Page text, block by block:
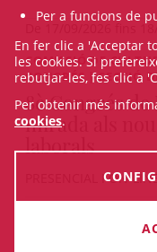
De 17/09/2026 fins
COMISSIÓ DE
CONGRÉS | SECCIÓ
8è Congrés
mirada als
laborals
PRESENCIAL I ON-
De 18/06/2026 fins
Per a funcions de
En fer clic a 'Acceptar
les cookies. Si
rebutjar-les, fes clic a
Per obtenir més
cookies.